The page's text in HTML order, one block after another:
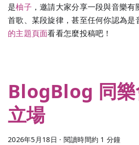
是柚子 ，邀請大家分享一段與音樂
首歌、某段旋律，甚至任何你認為是
的主題頁面看看怎麼投稿吧！
BlogBlog 同
立場
2026年5月18日 · 閱讀時間約 1 分鐘